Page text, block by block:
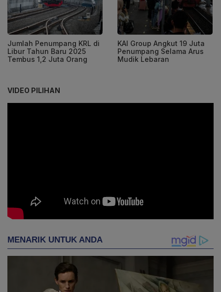
Jumlah Penumpang KRL di
Libur Tahun Baru 2025
Tembus 1,2 Juta Orang
KAI Group Angkut 19 Juta
Penumpang Selama Arus
Mudik Lebaran
VIDEO PILIHAN